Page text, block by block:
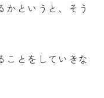
かというと、そう
ことをしていきな